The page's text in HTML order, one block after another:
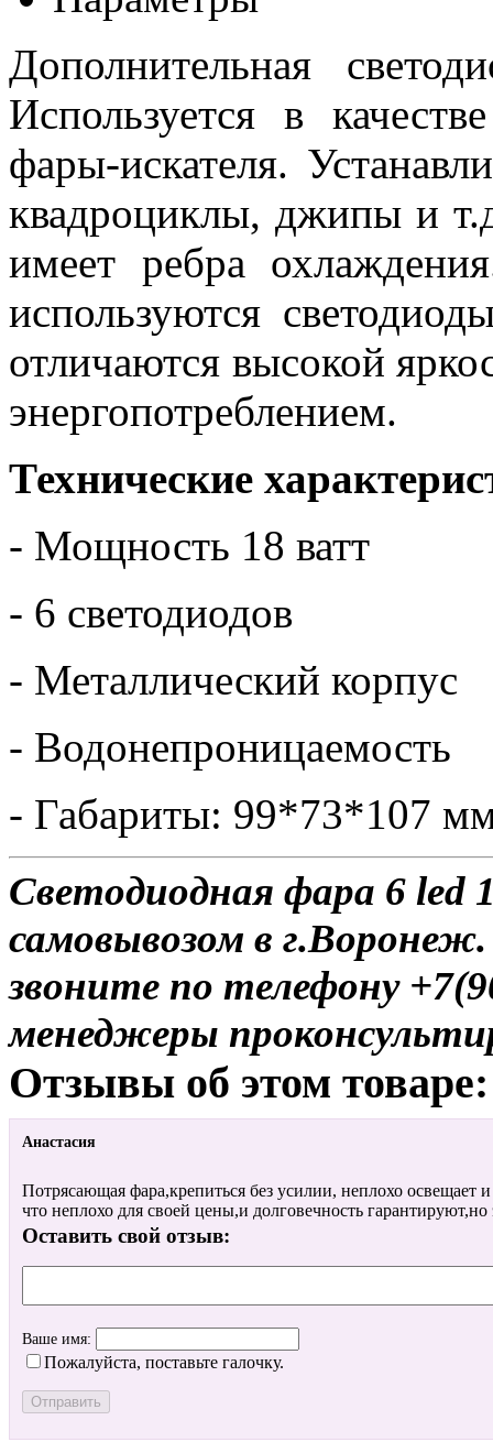
Дополнительная
Используется в
фары-искателя.
квадроциклы, джипы и
имеет ребра
используются
отличаются высокой
энергопотреблением.
Технические
- Мощность 18 ватт
- 6 светодиодов
- Металлический корпус
- Водонепроницаемость
- Габариты: 99*73*107
Светодиодная фара 6 led
самовывозом в
звоните по телефону
менеджеры
Отзывы об этом товаре:
Анастасия
Потрясающая фара,крепиться без усилии, неплохо
что неплохо для своей цены,и долговечность
Оставить свой отзыв:
Ваше имя:
Пожалуйста, поставьте галочку.